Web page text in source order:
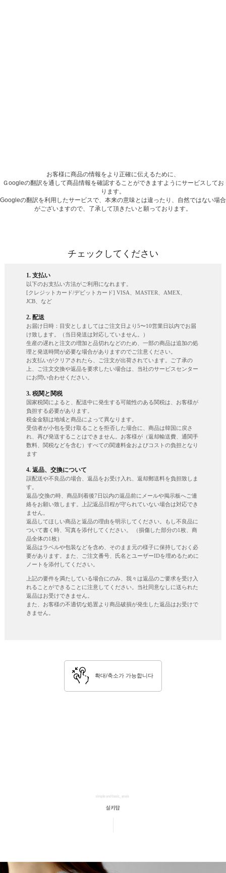
お客様に商品の情報をより正確に伝えるために、
Ｇoogleの翻訳を通して商品情報を確認することができますようにサービスしてお
ります。
Googleの翻訳を利用したサービスで、本来の意味とは違ったり、自然ではない場合
がございますので、了承して頂きたいと願っております。
チェックしてください
1. 支払い
以下のお支払い方法がご利用になれます。
[クレジットカード/デビットカード] VISA、MASTER、AMEX、
JCB、など
2. 配送
お届け日時：目安としましてはご注文日より5〜10営業日以内でお届
け致します。（当日発送は対応していません。）
生産の遅れと注文の増加と品切れなどのため、一部の商品は追加の処
理と発送時間が必要な場合がありますのでご注意ください。
お支払いがクリアされたら、ご注文が出荷されています。ご了承の
上、ご注文交換や返品を要求したい場合は、当社のサービスセンター
にお問い合わせください。
3. 税関と関税
国家税関によると、配送中に発生する可能性のある関税は、お客様が
負担する必要があります。
税金金額は地域と商品によって異なります。
受信者が小包を受け取ることを拒否した場合に、商品は韓国に戻さ
れ、再び発送することはできません。お客様が（返却輸送費、通関手
数料、関税などを含む）すべての関連料金およびコストの負担となり
ます
4. 返品、交換について
誤配送や不良品の場合、返品をお受け入れ、返却郵送料を負担致しま
す。
返品/交換の時、商品到着後7日以内の返品前にメールや掲示板へご連
絡をお願い致します。上記返品日程が守られていない場合は対応でき
ません。
返品してほしい商品と返品の理由を明示してください。もし不良品に
ついて書く時、写真を添付してください。 （損傷した部分の1枚、商
品全体の1枚）
返品はラベルや包装などを含め、そのまま元の様子に保持しておく必
要があります。また、ご注文番号、氏名とユーザーIDを埋めるために
ノートを添付してください。
上記の要件を満たしている場合にのみ、我々は返品のご要求を受け入
れることができることに注意してください。当社同意なしに送られた
返品はお受けできません。
また、お客様の不適切な処置より商品破損が発生した返品はお受けで
きません。
확대/축소가 가능합니다